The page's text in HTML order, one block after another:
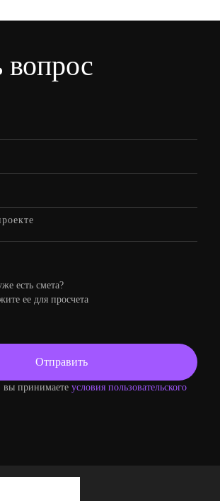
вопрос
есть смета?
ее для просчета
принимаете условия пользовательского